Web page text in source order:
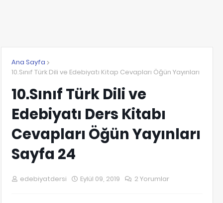
Ana Sayfa
10.Sınıf Türk Dili ve Edebiyatı Kitap Cevapları Öğün Yayınları
10.Sınıf Türk Dili ve
Edebiyatı Ders Kitabı
Cevapları Öğün Yayınları
Sayfa 24
edebiyatdersi Eylül 09, 2019 2 Yorumlar